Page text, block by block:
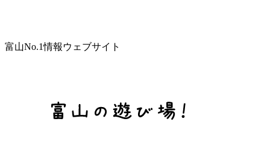
富山No.1情報ウェブサイト